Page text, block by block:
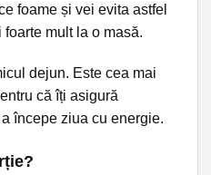
foame și vei evita astfel
mult la o masă.
dejun. Este cea mai
că îți asigură
începe ziua cu energie.